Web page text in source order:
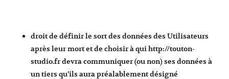
droit de définir le sort des données des Utilisateurs
après leur mort et de choisir à quihttp://touton-
studio.frdevra communiquer (ou non) ses données à
un tiers qu’ils aura préalablement désigné